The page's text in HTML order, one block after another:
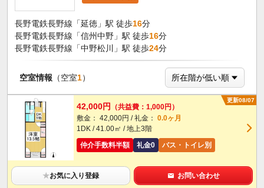
長野電鉄長野線「延徳」駅 徒歩16分
長野電鉄長野線「信州中野」駅 徒歩16分
長野電鉄長野線「中野松川」駅 徒歩24分
空室情報 （空室1）
更新08/07
42,000円
（共益費：1,000円）
敷金： 42,000円 / 礼金： 0.0ヶ月
1DK / 41.00㎡ / 地上3階
仲介手数料半額
礼金0 バス・トイレ別
★お気に入り登録 お問い合わせ